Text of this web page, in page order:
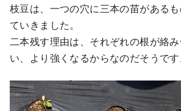
枝豆は、一つの穴に三本の苗がある
ていきました。
二本残す理由は、それぞれの根が絡
い、より強くなるからなのだそうです